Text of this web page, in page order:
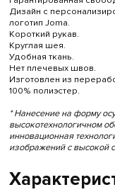
Дизайн с
логотип Joma.
Короткий рукав.
Круглая шея.
Удобная ткань.
Нет плечевых швов.
Изготовлен из
100% полиэстер.
* Нанесение на форму
высокотехнологичном
инновационная
изображений с высокой